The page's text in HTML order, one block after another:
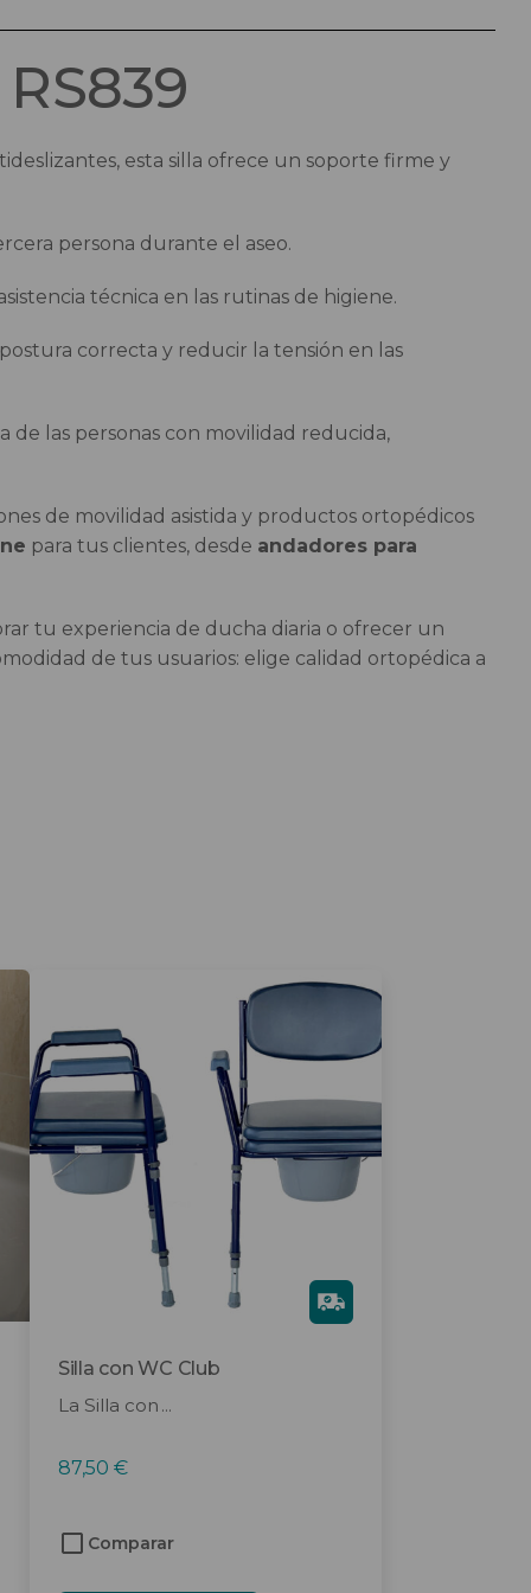
esta silla ofrece un soporte firme y
persona durante el aseo.
técnica en las rutinas de higiene.
correcta y reducir la tensión en las
de las personas con movilidad reducida,
de movilidad asistida y productos ortopédicos
para tus clientes, desde andadores para
tu experiencia de ducha diaria o ofrecer un
de tus usuarios: elige calidad ortopédica a
Silla con WC Club
Gra
tis
La Silla con ...
87,50 €
Comparar